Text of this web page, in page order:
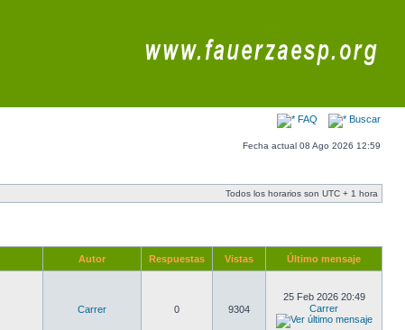
FAQ Buscar
Fecha actual 08 Ago 2026 12:59
Todos los horarios son UTC + 1 hora
Autor Respuestas Vistas Último mensaje
Carrer 0 9304
25 Feb 2026 20:49
Carrer